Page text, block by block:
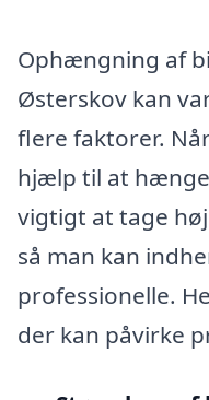
Ophængning af
Østerskov kan
flere faktorer.
hjælp til at
vigtigt at tage
så man kan
professionelle.
der kan påvirke